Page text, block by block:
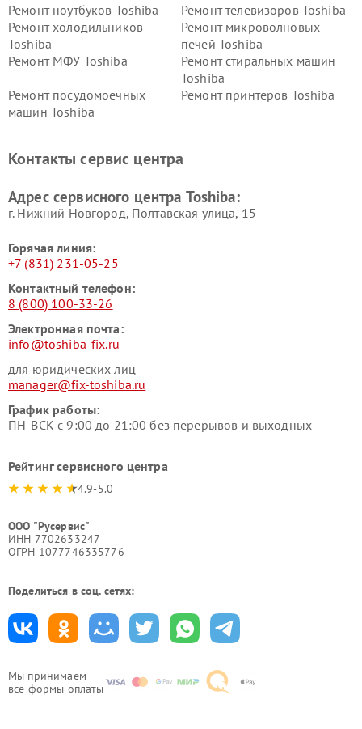
Мы принимаем
все формы оплаты
Ремонт ноутбуков Toshiba
Ремонт телевизоров Toshiba
Ремонт холодильников
Toshiba
Ремонт микроволновых
печей Toshiba
Ремонт МФУ Toshiba
Ремонт стиральных машин
Toshiba
Ремонт посудомоечных
машин Toshiba
Ремонт принтеров Toshiba
Контакты сервис центра
Адрес сервисного центра Toshiba:
г. Нижний Новгород, Полтавская улица, 15
Горячая линия:
+7 (831) 231-05-25
Контактный телефон:
8 (800) 100-33-26
Электронная почта:
info@toshiba-fix.ru
для юридических лиц
manager@fix-toshiba.ru
График работы:
ПН-ВСК с 9:00 до 21:00 без перерывов и выходных
Рейтинг сервисного центра
4.9-5.0
ООО "Русервис"
ИНН 7702633247
ОГРН 1077746335776
Поделиться в соц. сетях: